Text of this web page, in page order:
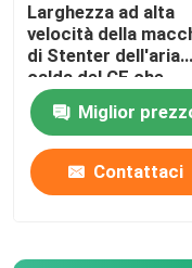
Larghezza ad alta
velocità della
di Stenter dell'aria
calda del CE che
tricotta tessuto che
finisce 2400mm
Miglior
Contattaci